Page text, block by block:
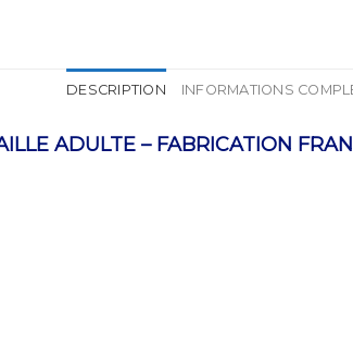
DESCRIPTION INFORMATIONS
ADULTE – FABRICATION